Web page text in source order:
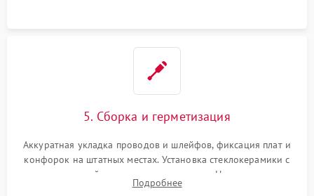
5. Сборка и герметизация
Аккуратная укладка проводов и шлейфов, фиксация плат и
конфорок на штатных местах. Установка стеклокерамики с
проверкой равномерности зазоров. Нанесение
термостойкого герметика или укладка уплотнительной
Подробнее